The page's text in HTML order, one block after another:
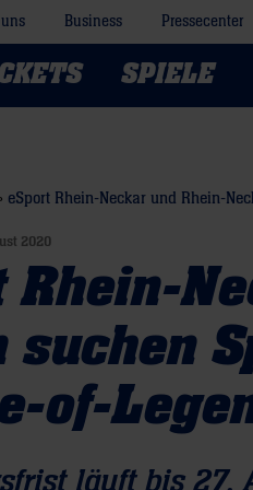
uns Business Pressecenter
SPIELE
eSport Rhein-Neckar und Rhein-
2020
Rhein-
suchen
of-
läuft bis 27.